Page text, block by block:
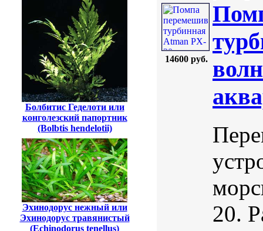
Болбитис Геделоти или
конголезский папортник
(Bolbtis hendelotii)
Эхинодорус нежный или
Эхинодорус травянистый
(Echinodorus tenellus)
14600 руб.
20.